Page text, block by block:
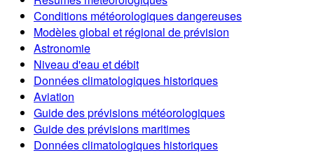
Conditions météorologiques dangereuses
Modèles global et régional de prévision
Astronomie
Niveau d'eau et débit
Données climatologiques historiques
Aviation
Guide des prévisions météorologiques
Guide des prévisions maritimes
Données climatologiques historiques